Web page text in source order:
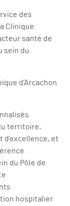
des
Clinique
santé de
sein du
d’Arcachon
territoire,
et
du Pôle de
hospitalier